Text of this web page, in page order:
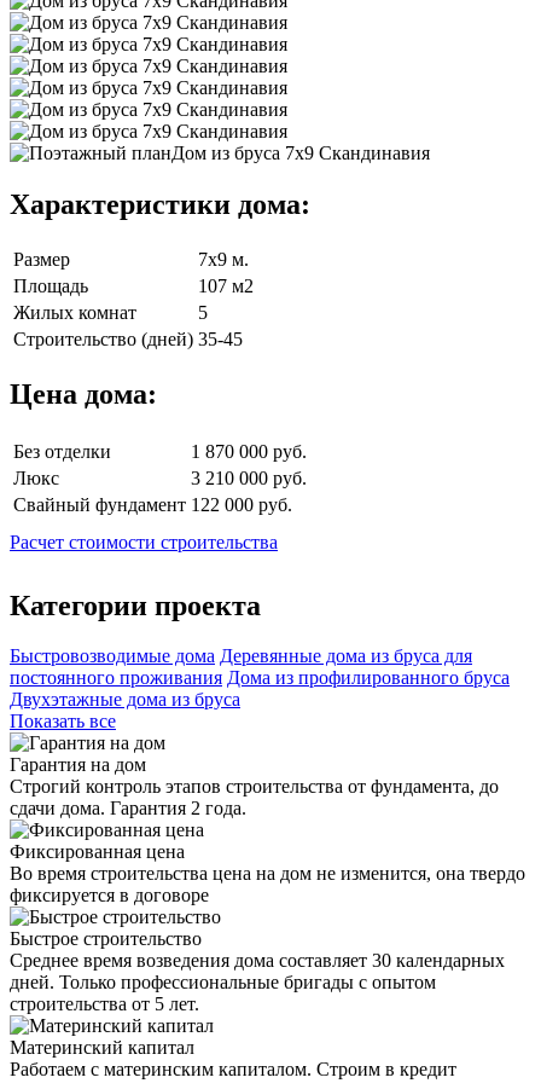
Характеристики дома:
Размер
7х9 м.
Площадь
107 м2
Жилых комнат
5
Строительство (дней) 35-45
Цена дома:
Без отделки
1 870 000 руб.
Люкс
3 210 000 руб.
Свайный фундамент 122 000 руб.
Расчет стоимости строительства
Категории проекта
Быстровозводимые дома Деревянные дома из бруса для
постоянного проживания Дома из профилированного бруса
Двухэтажные дома из бруса
Показать все
Гарантия на дом
Строгий контроль этапов строительства от фундамента, до
сдачи дома. Гарантия 2 года.
Фиксированная цена
Во время строительства цена на дом не изменится, она твердо
фиксируется в договоре
Быстрое строительство
Среднее время возведения дома составляет 30 календарных
дней. Только профессиональные бригады с опытом
строительства от 5 лет.
Материнский капитал
Работаем с материнским капиталом. Строим в кредит